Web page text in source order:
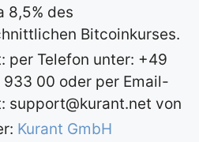
8,5% des
Bitcoinkurses.
per Telefon unter: +49
933 00 oder per Email-
support@kurant.net von
Kurant GmbH